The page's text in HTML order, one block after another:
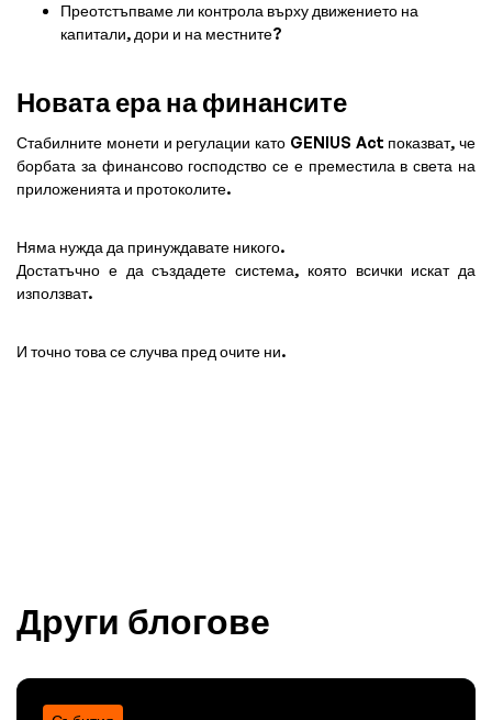
Преотстъпваме ли контрола върху движението на
капитали, дори и на местните?
Новата ера на финансите
Стабилните монети и регулации като GENIUS Act показват, че
борбата за финансово господство се е преместила в света на
приложенията и протоколите.
Няма нужда да принуждавате никого.
Достатъчно е да създадете система, която всички искат да
използват.
И точно това се случва пред очите ни.
Други блогове